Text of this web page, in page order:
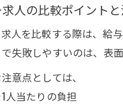
人の比較ポイント
人を比較する際は、給
で失敗しやすいのは、表
意点としては、
人当たりの負担